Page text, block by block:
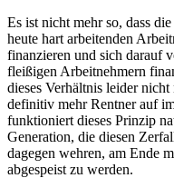
Es ist nicht mehr so, dass
heute hart arbeitenden
finanzieren und sich darauf
fleißigen Arbeitnehmern
dieses Verhältnis leider
definitiv mehr Rentner auf
funktioniert dieses Prinzip
Generation, die diesen
dagegen wehren, am Ende
abgespeist zu werden.